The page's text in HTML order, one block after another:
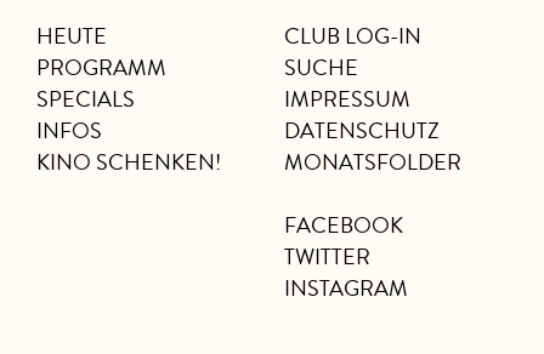
HEUTE
PROGRAMM
SPECIALS
INFOS
KINO SCHENKEN!
CLUB LOG-IN
SUCHE
IMPRESSUM
DATENSCHUTZ
MONATSFOLDER
FACEBOOK
TWITTER
INSTAGRAM